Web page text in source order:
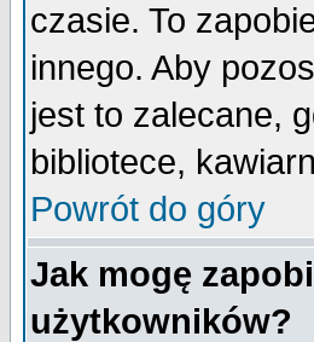
czasie. To
innego. Aby
jest to zalecane,
bibliotece,
Powrót do góry
Jak mogę
użytkowników?